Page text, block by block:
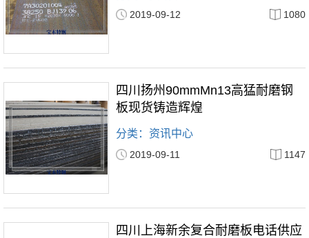
2019-09-12 1080
四川扬州90mmMn13高猛耐磨钢
板现货铸造辉煌
分类：资讯中心
2019-09-11 1147
四川上海新余复合耐磨板电话供应